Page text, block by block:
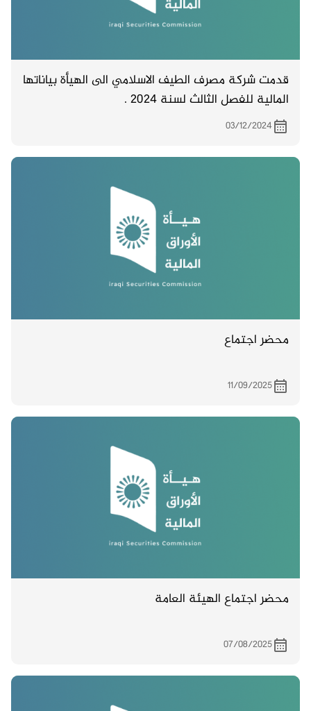
قدمت شركة مصرف الطيف الاسلامي الى الهيأة بياناتها
المالية للفصل الثالث لسنة 2024 .
03/12/2024
محضر اجتماع
11/09/2025
محضر اجتماع الهيئة العامة
07/08/2025